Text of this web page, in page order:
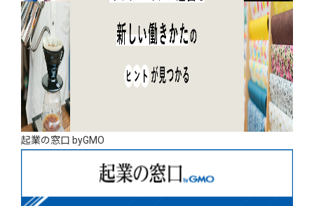
起業の窓口 byGMO